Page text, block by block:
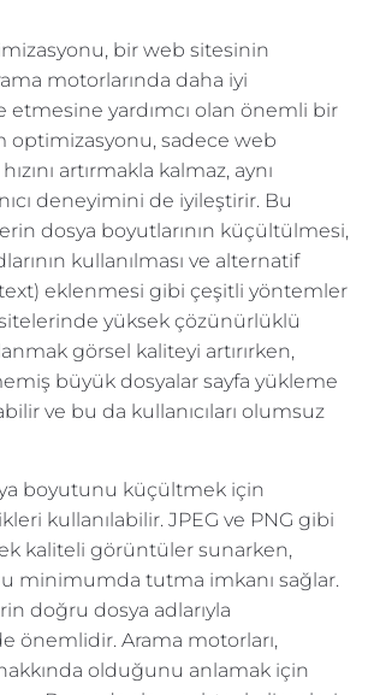
bir web sitesinin
motorlarında daha iyi
etmesine yardımcı olan önemli bir
optimizasyonu, sadece web
artırmakla kalmaz, aynı
deneyimini de iyileştirir. Bu
dosya boyutlarının küçültülmesi,
kullanılması ve alternatif
eklenmesi gibi çeşitli yöntemler
sitelerinde yüksek çözünürlüklü
görsel kaliteyi artırırken,
büyük dosyalar sayfa yükleme
ve bu da kullanıcıları olumsuz
boyutunu küçültmek için
kullanılabilir. JPEG ve PNG gibi
kaliteli görüntüler sunarken,
minimumda tutma imkanı sağlar.
doğru dosya adlarıyla
önemlidir. Arama motorları,
olduğunu anlamak için